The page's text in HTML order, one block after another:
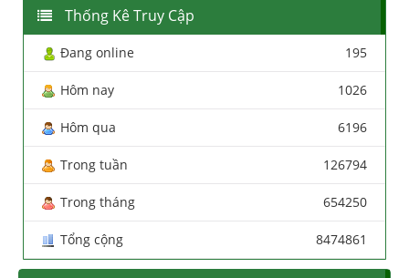
Thống Kê Truy Cập
Đang online 195
Hôm nay 1026
Hôm qua 6196
Trong tuần 126794
Trong tháng 654250
Tổng cộng 8474861